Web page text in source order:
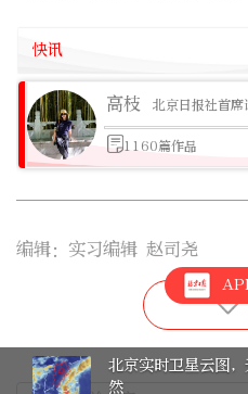
快讯
高枝 北京日报社首席
1160篇作品
编辑：实习编辑 赵司尧
北京实时卫星云图
然